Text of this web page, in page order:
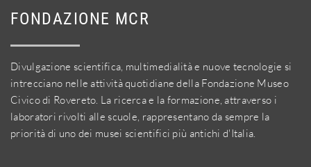
FONDAZIONE MCR
Divulgazione scientifica, multimedialità e nuove tecnologie si
intrecciano nelle attività quotidiane della Fondazione Museo
Civico di Rovereto. La ricerca e la formazione, attraverso i
laboratori rivolti alle scuole, rappresentano da sempre la
priorità di uno dei musei scientifici più antichi d'Italia.